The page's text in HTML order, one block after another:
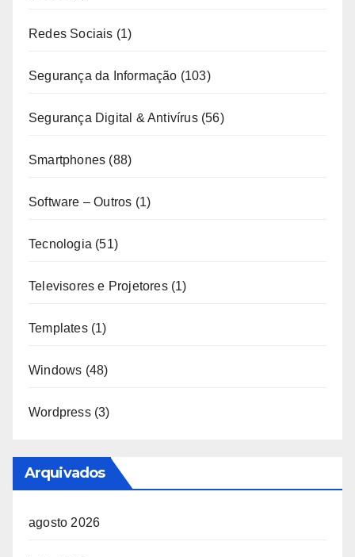
Redes Sociais (1)
Segurança da Informação (103)
Segurança Digital & Antivírus(56)
Smartphones (88)
Software – Outros (1)
Tecnologia (51)
Televisores e Projetores(1)
Templates(1)
Windows (48)
Wordpress(3)
Arquivados
agosto 2026